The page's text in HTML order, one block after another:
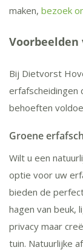
maken, bezoek
Bij Dietvorst
erfafscheidingen
behoeften
Groene
Wilt u een
optie voor uw
bieden de
hagen van beuk,
privacy maar
tuin. Natuurlijke